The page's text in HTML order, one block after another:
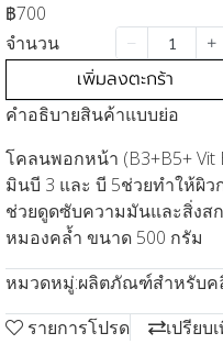
฿700
จำนวน
เพิ่มลงตะกร้า
คำอธิบายสินค้าแบบย่อ
โคลนพอกหน้า (B3+B5+ Vit
มินบี 3 และ บี 5ช่วยทำให้ผิ
ช่วยดูดซับความมันและสิ่งส
หมองคล้ำ ขนาด 500 กรัม
หมวดหมู่:ผลิตภัณฑ์สำหรับค
รายการโปรด เปรียบ